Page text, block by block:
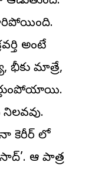
అంటే
భీకు మాత్రే,
నిలవవు.
కెరీర్ లో
ఆ పాత్ర